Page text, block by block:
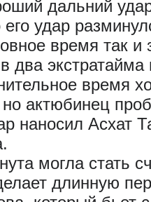
дальний
удар
время так
два экстратайма
время
актюбинец
наносил Асхат
стать
длинную